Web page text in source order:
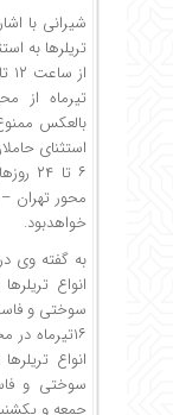
شیرانی با
تریلرها به
تیرماه از
بالعکس
استثنای
محور تهران
خواهدبود.
به گفته وی
انواع
۱۶تیرماه
انواع